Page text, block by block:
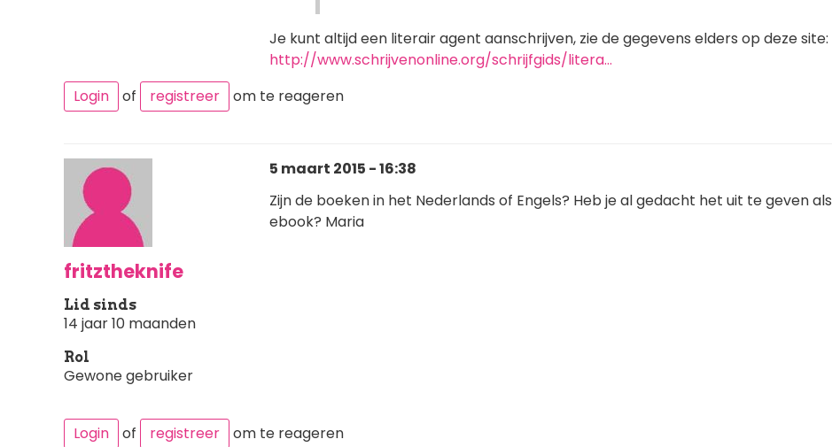
Je kunt altijd een literair agent aanschrijven, zie de gegevens elders op deze site:
http://www.schrijvenonline.org/schrijfgids/litera…
Login
of registreer om te reageren
fritztheknife
Lid sinds
14 jaar 10 maanden
Rol
Gewone gebruiker
5 maart 2015 - 16:38
Zijn de boeken in het Nederlands of Engels? Heb je al gedacht het uit te geven als
ebook? Maria
Login of registreer om te reageren